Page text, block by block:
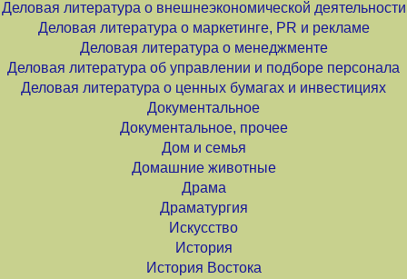
Деловая литература о внешнеэкономической деятельности
Деловая литература о маркетинге, PR и рекламе
Деловая литература о менеджменте
Деловая литература об управлении и подборе персонала
Деловая литература о ценных бумагах и инвестициях
Документальное
Документальное, прочее
Дом и семья
Домашние животные
Драма
Драматургия
Искусство
История
История Востока